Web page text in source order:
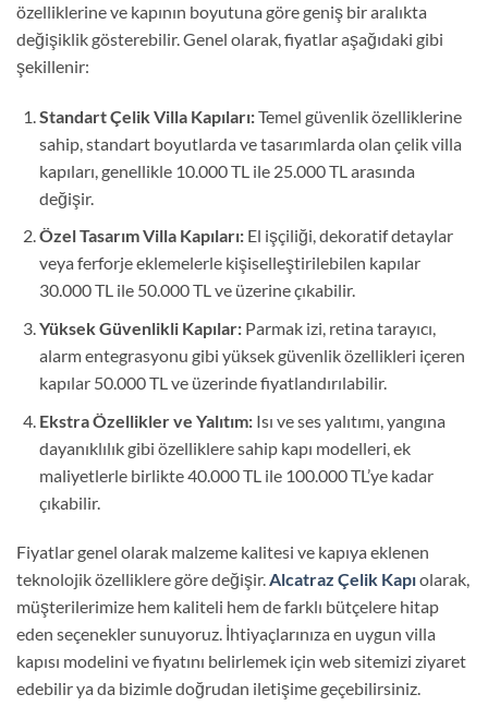
özelliklerine ve kapının boyutuna göre geniş bir aralıkta
değişiklik gösterebilir. Genel olarak, fiyatlar aşağıdaki gibi
şekillenir:
Standart Çelik Villa Kapıları:Temel güvenlik özelliklerine
sahip, standart boyutlarda ve tasarımlarda olan çelik villa
kapıları, genellikle 10.000 TL ile 25.000 TL arasında
değişir.
Özel Tasarım Villa Kapıları:El işçiliği, dekoratif detaylar
veya ferforje eklemelerle kişiselleştirilebilen kapılar
30.000 TL ile 50.000 TL ve üzerine çıkabilir.
Yüksek Güvenlikli Kapılar:Parmak izi, retina tarayıcı,
alarm entegrasyonu gibi yüksek güvenlik özellikleri içeren
kapılar 50.000 TL ve üzerinde fiyatlandırılabilir.
Ekstra Özellikler ve Yalıtım:Isı ve ses yalıtımı, yangına
dayanıklılık gibi özelliklere sahip kapı modelleri, ek
maliyetlerle birlikte 40.000 TL ile 100.000 TL’ye kadar
çıkabilir.
Fiyatlar genel olarak malzeme kalitesi ve kapıya eklenen
teknolojik özelliklere göre değişir.Alcatraz Çelik Kapıolarak,
müşterilerimize hem kaliteli hem de farklı bütçelere hitap
eden seçenekler sunuyoruz. İhtiyaçlarınıza en uygun villa
kapısı modelini ve fiyatını belirlemek için web sitemizi ziyaret
edebilir ya da bizimle doğrudan iletişime geçebilirsiniz.